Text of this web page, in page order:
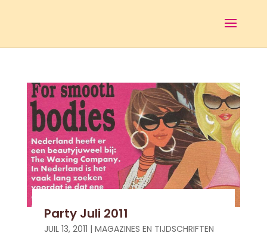
Party Juli 2011
JUIL 13, 2011 | MAGAZINES EN TIJDSCHRIFTEN